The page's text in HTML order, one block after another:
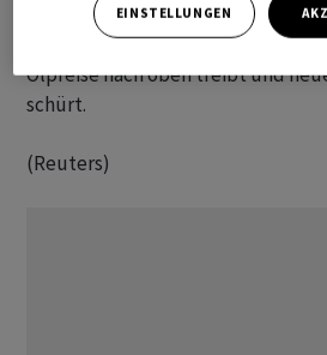
der ​Vergangenheit ​der Fall war.
sich ​die Anleger angesichts ⁠des
Ölpreise ‌nach oben treibt und
schürt.
(Reuters)
EINSTELLUNGEN